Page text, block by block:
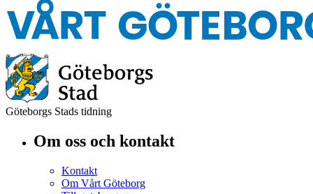
Göteborgs Stads tidning
Om oss och kontakt
Kontakt
Om Vårt Göteborg